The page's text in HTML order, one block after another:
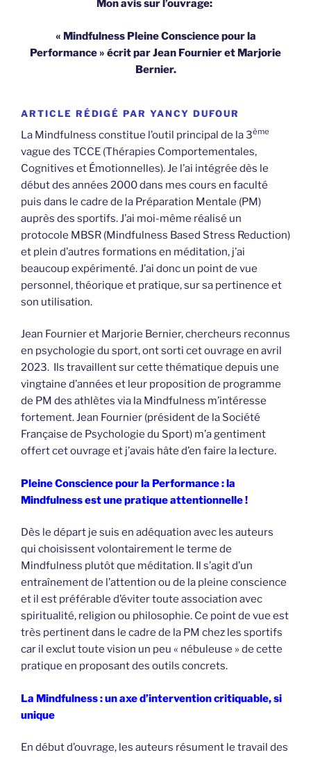
Mon avis sur l’ouvrage:
« Mindfulness Pleine Conscience pour la
Performance » écrit par Jean Fournier et Marjorie
Bernier.
ARTICLE RÉDIGÉ PAR YANCY DUFOUR
La Mindfulness constitue l’outil principal de la 3ème
vague des TCCE (Thérapies Comportementales,
Cognitives et Émotionnelles). Je l’ai intégrée dès le
début des années 2000 dans mes cours en faculté
puis dans le cadre de la Préparation Mentale (PM)
auprès des sportifs. J’ai moi-même réalisé un
protocole MBSR (Mindfulness Based Stress Reduction)
et plein d’autres formations en méditation, j’ai
beaucoup expérimenté. J’ai donc un point de vue
personnel, théorique et pratique, sur sa pertinence et
son utilisation.
Jean Fournier et Marjorie Bernier, chercheurs reconnus
en psychologie du sport, ont sorti cet ouvrage en avril
2023. Ils travaillent sur cette thématique depuis une
vingtaine d’années et leur proposition de programme
de PM des athlètes via la Mindfulness m’intéresse
fortement. Jean Fournier (président de la Société
Française de Psychologie du Sport) m’a gentiment
offert cet ouvrage et j’avais hâte d’en faire la lecture.
Pleine Conscience pour la Performance : la
Mindfulness est une pratique attentionnelle !
Dès le départ je suis en adéquation avec les auteurs
qui choisissent volontairement le terme de
Mindfulness plutôt que méditation. Il s’agit d’un
entraînement de l’attention ou de la pleine conscience
et il est préférable d’éviter toute association avec
spiritualité, religion ou philosophie. Ce point de vue est
très pertinent dans le cadre de la PM chez les sportifs
car il exclut toute vision un peu « nébuleuse » de cette
pratique en proposant des outils concrets.
La Mindfulness : un axe d’intervention critiquable, si
unique
En début d’ouvrage, les auteurs résument le travail des